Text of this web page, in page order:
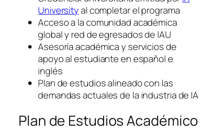
Universityal completar el programa
Acceso a la comunidad académica
global y red de egresados de IAU
Asesoría académica y servicios de
apoyo al estudiante en español e
inglés
Plan de estudios alineado con las
demandas actuales de la industria de IA
Plan de Estudios Académico